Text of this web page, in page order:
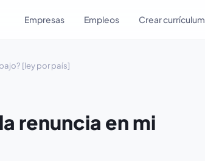
Empresas Empleos Crear currículum
[ley por país]
renuncia en mi